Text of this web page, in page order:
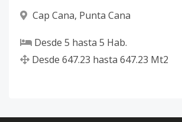
Cap Cana, Punta Cana
Desde 5 hasta 5 Hab.
Desde 647.23 hasta 647.23 Mt2